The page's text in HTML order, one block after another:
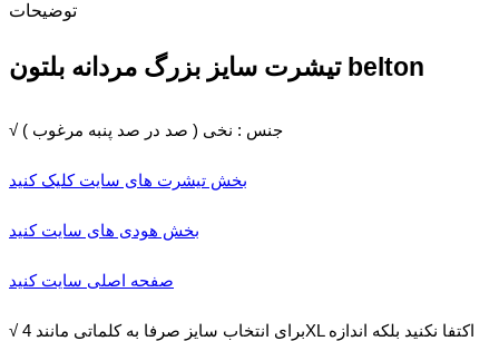
توضیحات
تیشرت سایز بزرگ مردانه بلتون belton
بخش تیشرت های سایت کلیک کنید
بخش هودی های سایت کنید
صفحه اصلی سایت کنید
√ برای انتخاب سایز صرفا به کلماتی مانند 4XL اکتفا نکنید بلکه اندازه